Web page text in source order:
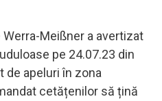
Meißner a avertizat
pe 24.07.23 din
apeluri în zona
cetățenilor să țină